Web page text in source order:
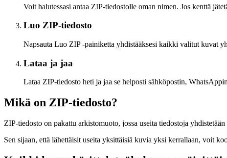
Voit halutessasi antaa ZIP-tiedostolle oman nimen. Jos kenttä
Luo ZIP-tiedosto
Napsauta Luo ZIP -painiketta yhdistääksesi kaikki valitut kuvat
Lataa ja jaa
Lataa ZIP-tiedosto heti ja jaa se helposti sähköpostin,
Mikä on ZIP-tiedosto?
ZIP-tiedosto on pakattu arkistomuoto, jossa useita tiedostoja
Sen sijaan, että lähettäisit useita yksittäisiä kuvia yksi kerrallaan, voit